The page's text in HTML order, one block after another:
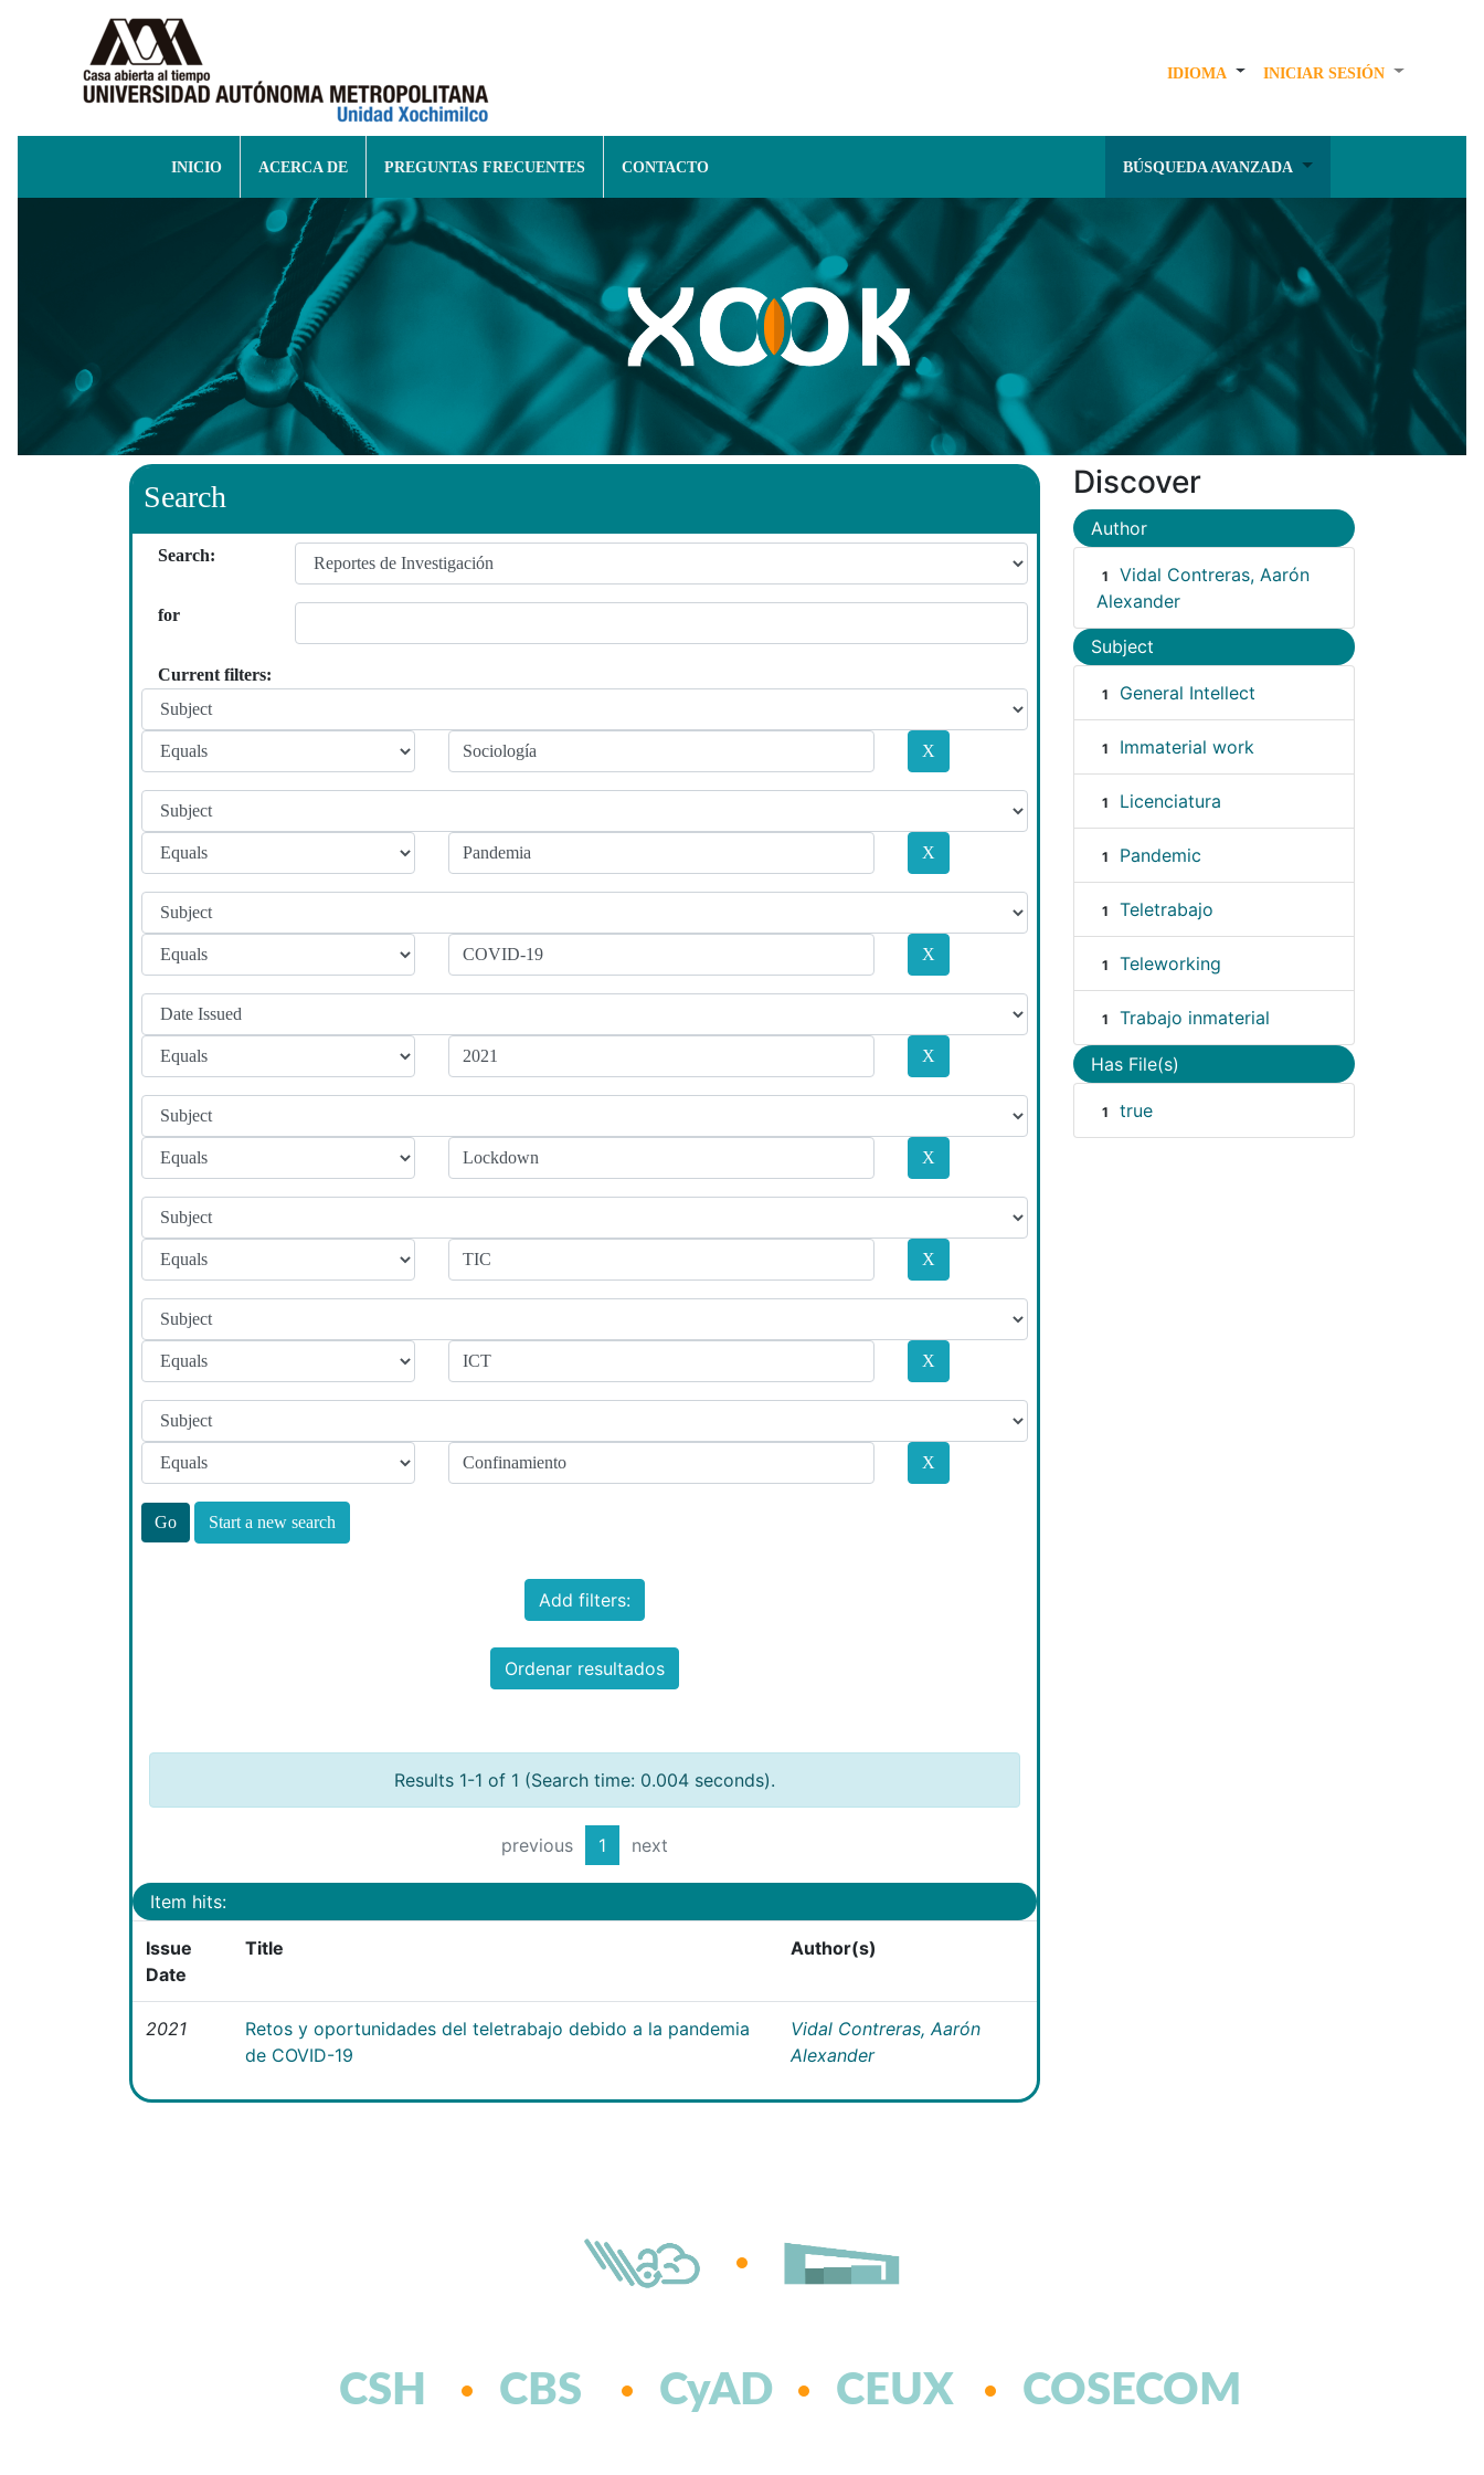
IDIOMA INICIAR SESIÓN
INICIO ACERCA DE PREGUNTAS FRECUENTES CONTACTO BÚSQUEDA AVANZADA
Search
Search:
for
Current filters:
Start a new search
Add filters:
Ordenar resultados
Results 1-1 of 1 (Search time: 0.004 seconds).
previous 1 next
Item hits:
Issue
Date
Title Author(s)
2021
Retos y oportunidades del teletrabajo debido a la pandemia
de COVID-19
Vidal Contreras, Aarón
Alexander
Discover
Author
1
Vidal Contreras, Aarón
Alexander
Subject
1 General Intellect
1 Immaterial work
1 Licenciatura
1 Pandemic
1 Teletrabajo
1 Teleworking
1 Trabajo inmaterial
Has File(s)
1 true
CSH CBS CyAD CEUX COSECOM